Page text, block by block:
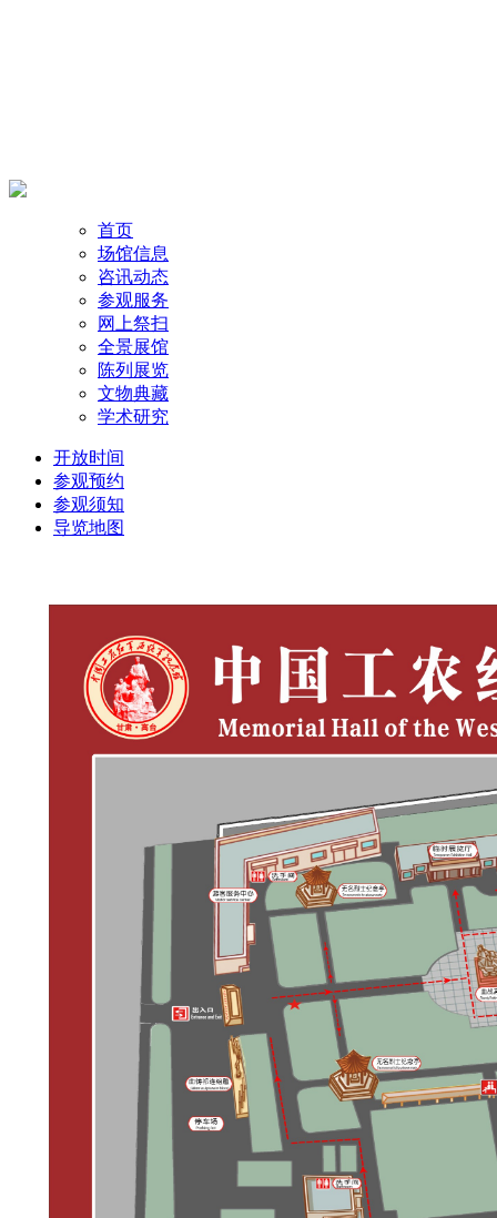
首页
场馆信息
咨讯动态
参观服务
网上祭扫
全景展馆
陈列展览
文物典藏
学术研究
开放时间
参观预约
参观须知
导览地图